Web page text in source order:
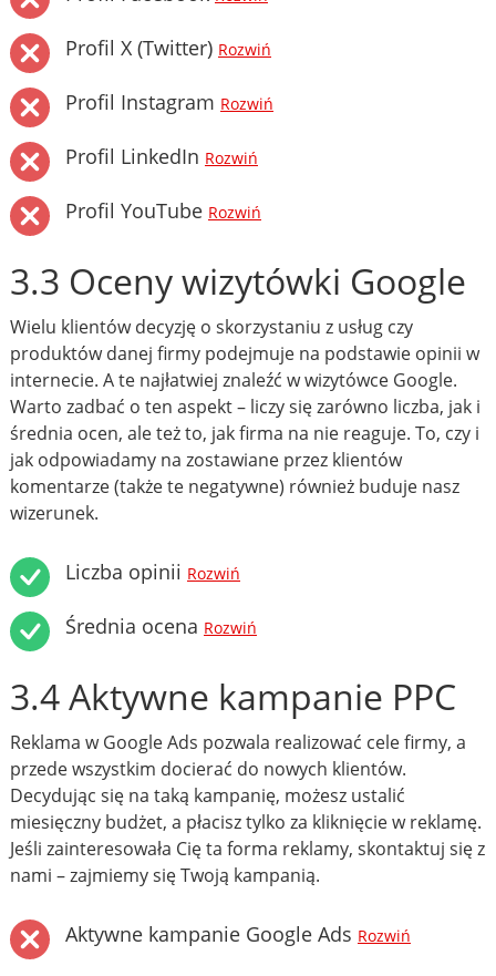
Profil X (Twitter) Rozwiń
Profil Instagram Rozwiń
Profil LinkedIn Rozwiń
Profil YouTube Rozwiń
3.3 Oceny wizytówki Google
Wielu klientów decyzję o skorzystaniu z usług czy
produktów danej firmy podejmuje na podstawie opinii w
internecie. A te najłatwiej znaleźć w wizytówce Google.
Warto zadbać o ten aspekt – liczy się zarówno liczba, jak i
średnia ocen, ale też to, jak firma na nie reaguje. To, czy i
jak odpowiadamy na zostawiane przez klientów
komentarze (także te negatywne) również buduje nasz
wizerunek.
Liczba opinii Rozwiń
Średnia ocena Rozwiń
3.4 Aktywne kampanie PPC
Reklama w Google Ads pozwala realizować cele firmy, a
przede wszystkim docierać do nowych klientów.
Decydując się na taką kampanię, możesz ustalić
miesięczny budżet, a płacisz tylko za kliknięcie w reklamę.
Jeśli zainteresowała Cię ta forma reklamy, skontaktuj się z
nami – zajmiemy się Twoją kampanią.
Aktywne kampanie Google Ads Rozwiń